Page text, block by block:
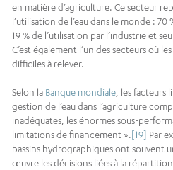
en matière d’agriculture. Ce secteur
l’utilisation de l’eau dans le monde : 70
19 % de l’utilisation par l’industrie et
C’est également l’un des secteurs où
difficiles à relever.
Selon la Banque mondiale , les
gestion de l’eau dans l’agriculture
inadéquates, les énormes sous-
limitations de financement ».[19] Par
bassins hydrographiques ont souvent
œuvre les décisions liées à la